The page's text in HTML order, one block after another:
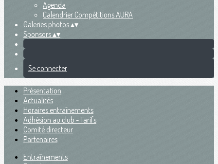
Agenda
Calendrier Compétitions AURA
Galeries photos▴▾
Sponsors▴▾
Se connecter
Présentation
Actualités
Horaires entraînements
Adhésion au club - Tarifs
Comité directeur
Partenaires
Entraînements